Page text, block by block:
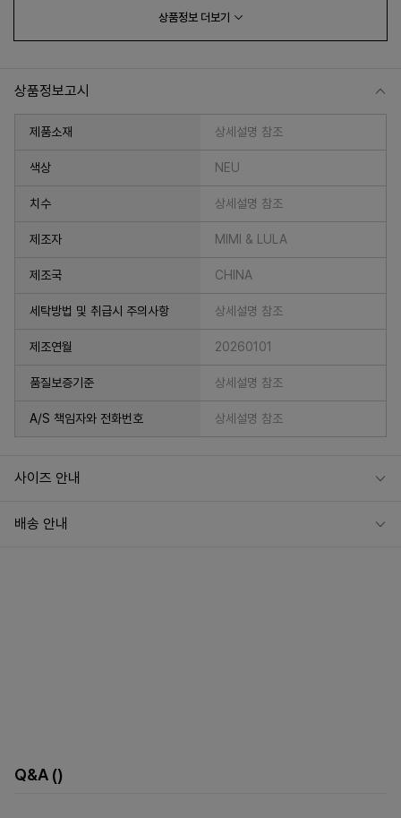
상품정보 더보기
상품정보고시
제품소재 상세설명 참조
색상 NEU
치수 상세설명 참조
제조자 MIMI & LULA
제조국 CHINA
세탁방법 및 취급시 주의사항 상세설명 참조
제조연월 20260101
품질보증기준 상세설명 참조
A/S 책임자와 전화번호 상세설명 참조
사이즈 안내
배송 안내
Q&A ()